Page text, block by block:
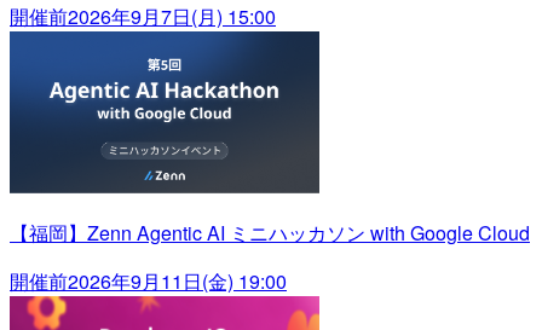
開催前2026年9月7日(月) 15:00
【福岡】Zenn Agentic AI ミニハッカソン with Google Cloud
開催前2026年9月11日(金) 19:00